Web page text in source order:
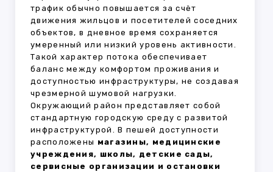
трафик обычно повышается за счёт
движения жильцов и посетителей соседних
объектов, в дневное время сохраняется
умеренный или низкий уровень активности.
Такой характер потока обеспечивает
баланс между комфортом проживания и
доступностью инфраструктуры, не создавая
чрезмерной шумовой нагрузки.
Окружающий район представляет собой
стандартную городскую среду с развитой
инфраструктурой. В пешей доступности
расположены магазины, медицинские
учреждения, школы, детские сады,
сервисные организации и остановки